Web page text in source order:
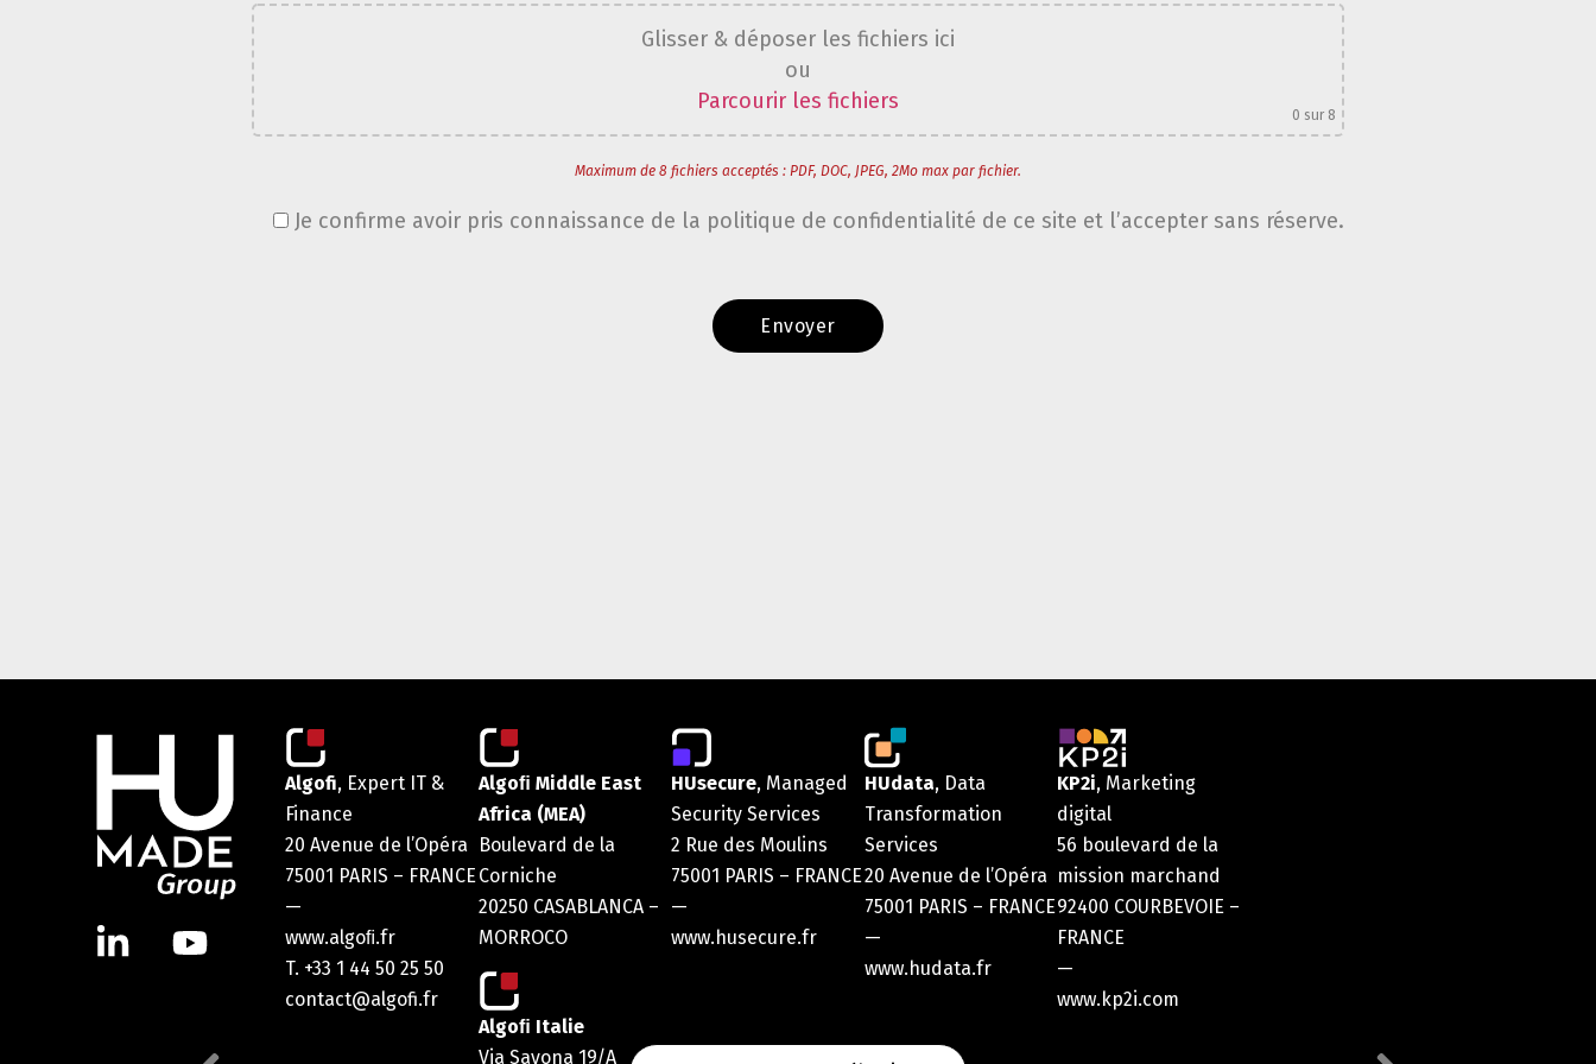
Glisser & déposer les fichiers ici
ou
Parcourir les fichiers
0 sur 8
Maximum de 8 fichiers acceptés : PDF, DOC, JPEG, 2Mo max par fichier.
Je confirme avoir pris connaissance de la politique de confidentialité de ce site et l’accepter sans réserve.
Algofi, Expert IT &
Finance
20 Avenue de l’Opéra
75001 PARIS – FRANCE
—
www.algoﬁ.fr
T. +33 1 44 50 25 50
contact@algofi.fr
Algoﬁ Middle East
Africa (MEA)
Boulevard de la
Corniche
20250 CASABLANCA –
MORROCO
Algoﬁ Italie
Via Savona 19/A
HUsecure, Managed
Security Services
2 Rue des Moulins
75001 PARIS – FRANCE
—
www.husecure.fr
HUdata, Data
Transformation
Services
20 Avenue de l’Opéra
75001 PARIS – FRANCE
—
www.hudata.fr
KP2i, Marketing
digital
56 boulevard de la
mission marchand
92400 COURBEVOIE –
FRANCE
—
www.kp2i.com